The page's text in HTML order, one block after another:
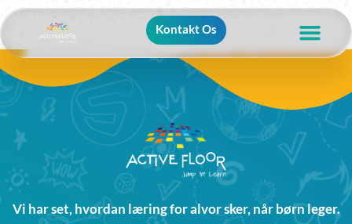
Kontakt Os
Vi har set, hvordan læring for alvor sker, når børn leger.